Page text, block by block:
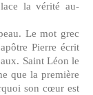
la vérité au-
Le mot grec
Pierre écrit
Saint Léon le
que la première
son cœur est